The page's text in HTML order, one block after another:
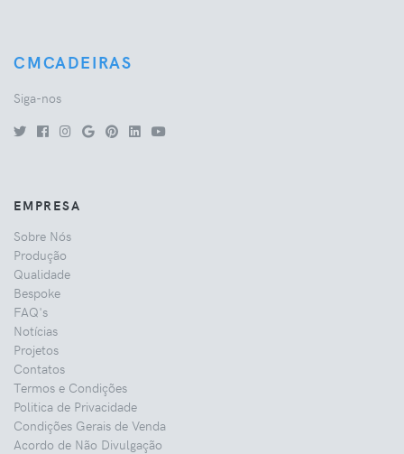
CMCADEIRAS
Siga-nos
EMPRESA
Sobre Nós
Produção
Qualidade
Bespoke
FAQ's
Notícias
Projetos
Contatos
Termos e Condições
Politica de Privacidade
Condições Gerais de Venda
Acordo de Não Divulgação